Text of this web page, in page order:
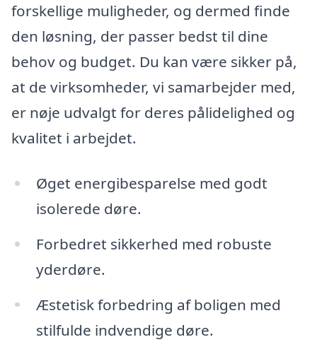
forskellige muligheder, og dermed finde
den løsning, der passer bedst til dine
behov og budget. Du kan være sikker på,
at de virksomheder, vi samarbejder med,
er nøje udvalgt for deres pålidelighed og
kvalitet i arbejdet.
Øget energibesparelse med godt
isolerede døre.
Forbedret sikkerhed med robuste
yderdøre.
Æstetisk forbedring af boligen med
stilfulde indvendige døre.